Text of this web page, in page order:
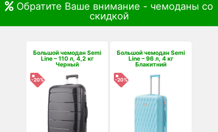
Обратите Ваше внимание - чемоданы со
скидкой
Большой чемодан Semi
Line – 110 л, 4,2 кг
Черный
-20%
Большой чемодан Semi
Line – 96 л, 4 кг
Блакитний
-20%